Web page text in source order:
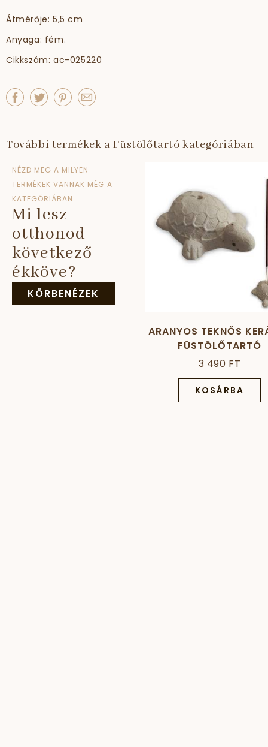
Átmérője: 5,5 cm
Anyaga: fém.
Cikkszám: ac-025220
További termékek a Füstölőtartó kategóriában
NÉZD MEG A MILYEN
TERMÉKEK VANNAK MÉG A
KATEGÓRIÁBAN
Mi lesz
otthonod
következő
ékköve?
KÖRBENÉZEK
ARANYOS TEKNŐS
FÜSTÖLŐTARTÓ
3 490 FT
KOSÁRBA